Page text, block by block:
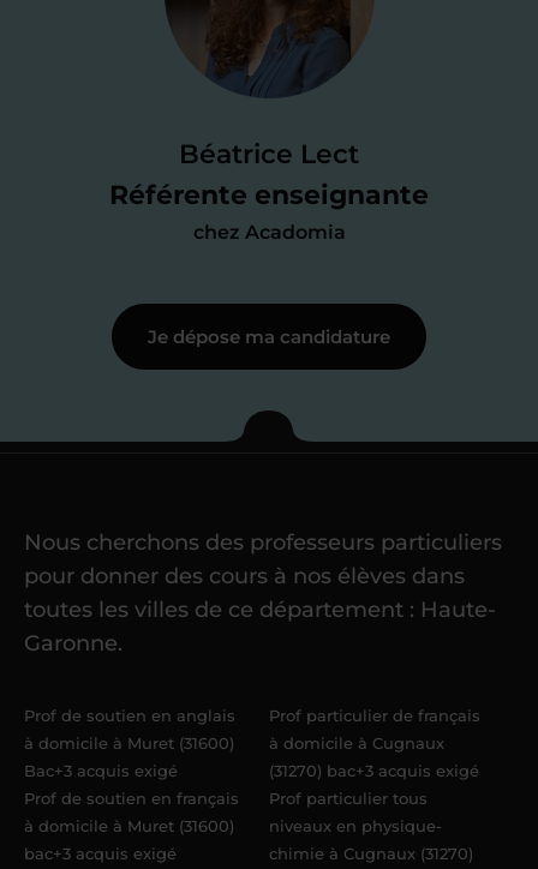
Béatrice Lect
Référente enseignante
chez Acadomia
candidature
test de 15 minutes
des programmes scolaires(et pouvoir
me mettre à jour au besoin) et
j’échange en direct avec un chargé de
Étape 3
Je commence mes
Une fois ma candidature validée,mon
référent me confie mes premiers
élèvesdans un délai de6 jours
maximum
Je dépose ma candidature
Nous cherchons des professeurs particuliers
pour donner des cours à nos élèves dans
toutes les villes de ce département : Haute-
Garonne.
Prof de soutien en anglais
à domicile à Muret (31600)
Bac+3 acquis exigé
Prof de soutien en français
à domicile à Muret (31600)
bac+3 acquis exigé
Prof particulier de français
à domicile à Cugnaux
(31270) bac+3 acquis exigé
Prof particulier tous
niveaux en physique-
chimie à Cugnaux (31270)